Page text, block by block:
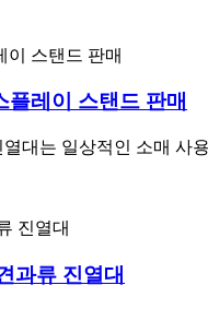
레이 스탠드 판매
대는 일상적인 소매
과류 진열대